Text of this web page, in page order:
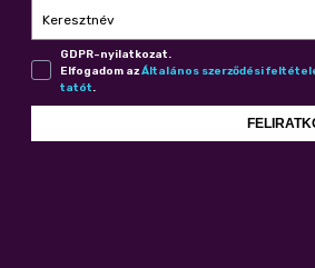
Keresztnév
GDPR-nyilatkozat.
Elfogadom azÁl­ta­lá­nos szer­ző­dé­si
ta­tót.